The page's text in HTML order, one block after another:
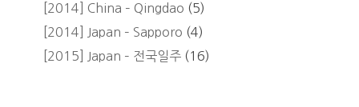
[2014] China – Qingdao (5)
[2014] Japan – Sapporo (4)
[2015] Japan – 전국일주 (16)